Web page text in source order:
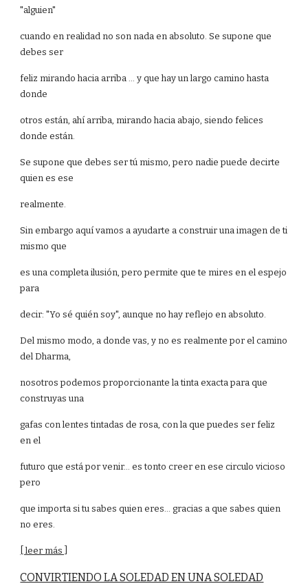
"alguien"
cuando en realidad no son nada en absoluto. Se supone que
debes ser
feliz mirando hacia arriba ... y que hay un largo camino hasta
donde
otros están, ahí arriba, mirando hacia abajo, siendo felices
donde están.
Se supone que debes ser tú mismo, pero nadie puede decirte
quien es ese
realmente.
Sin embargo aquí vamos a ayudarte a construir una imagen de ti
mismo que
es una completa ilusión, pero permite que te mires en el espejo
para
decir: "Yo sé quién soy", aunque no hay reflejo en absoluto.
Del mismo modo, a donde vas, y no es realmente por el camino
del Dharma,
nosotros podemos proporcionante la tinta exacta para que
construyas una
gafas con lentes tintadas de rosa, con la que puedes ser feliz
en el
futuro que está por venir... es tonto creer en ese circulo vicioso
pero
que importa si tu sabes quien eres... gracias a que sabes quien
no eres.
[ leer más ]
CONVIRTIENDO LA SOLEDAD EN UNA SOLEDAD